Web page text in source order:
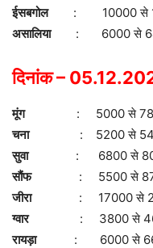
ईसबगोल
: 10000 से
असालिया : 6000 से
दिनांक –
मूंग: 5000 से
चना : 5200 से
सुवा : 6800 से
सौंफ
: 5500 से
जीरा : 17000 से
ग्वार
: 3800 से
रायड़ा : 6000 से